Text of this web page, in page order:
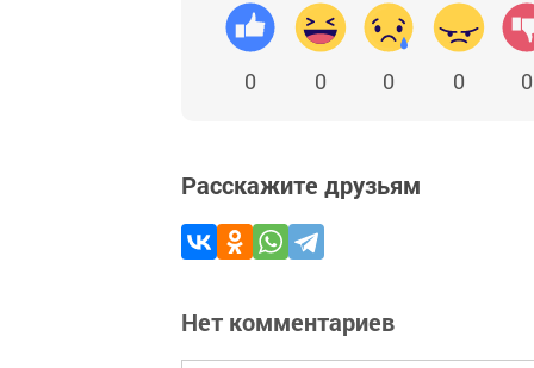
0 0 0 0 0
Расскажите друзьям
Нет комментариев